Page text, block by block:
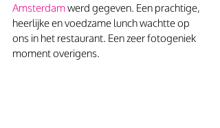
Amsterdam werd gegeven. Een prachtige,
heerlijke en voedzame lunch wachtte op
ons in het restaurant. Een zeer fotogeniek
moment overigens.